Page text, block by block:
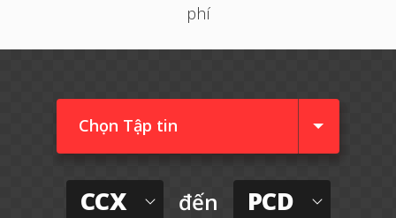
phí
Chọn Tập tin
CCX đến PCD